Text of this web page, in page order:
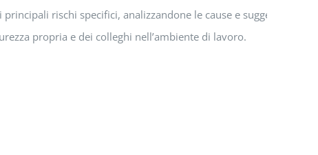
rischi specifici, analizzandone le cause e suggerendo
propria e dei colleghi nell’ambiente di lavoro.